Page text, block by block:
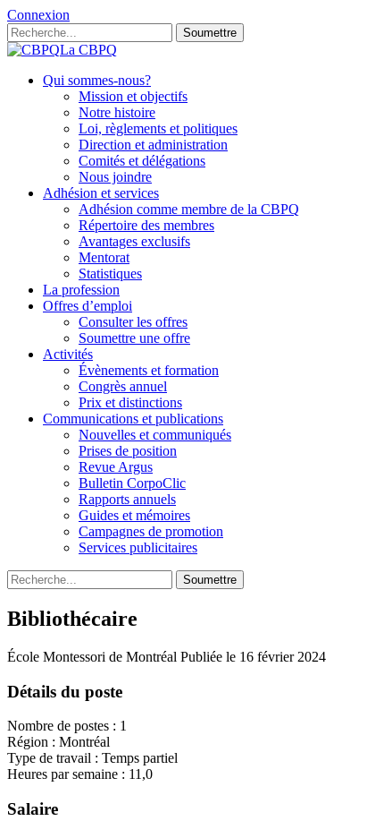
Connexion
Soumettre
La CBPQ
Qui sommes-nous?
Mission et objectifs
Notre histoire
Loi, règlements et politiques
Direction et administration
Comités et délégations
Nous joindre
Adhésion et services
Adhésion comme membre de la CBPQ
Répertoire des membres
Avantages exclusifs
Mentorat
Statistiques
La profession
Offres d’emploi
Consulter les offres
Soumettre une offre
Activités
Évènements et formation
Congrès annuel
Prix et distinctions
Communications et publications
Nouvelles et communiqués
Prises de position
Revue Argus
Bulletin CorpoClic
Rapports annuels
Guides et mémoires
Campagnes de promotion
Services publicitaires
Soumettre
Bibliothécaire
École Montessori de Montréal Publiée le 16 février 2024
Détails du poste
Nombre de postes : 1
Région : Montréal
Type de travail : Temps partiel
Heures par semaine : 11,0
Salaire